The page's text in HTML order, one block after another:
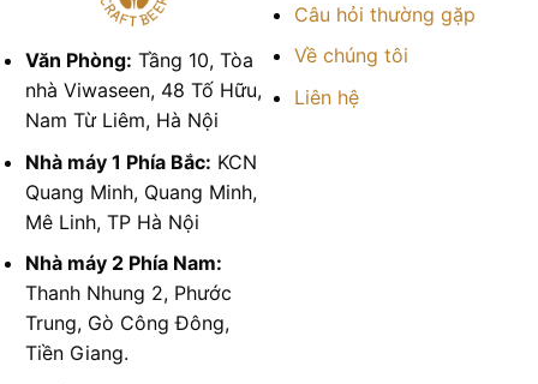
Văn Phòng: Tầng 10, Tòa
nhà Viwaseen, 48 Tố Hữu,
Nam Từ Liêm, Hà Nội
Nhà máy 1 Phía Bắc: KCN
Quang Minh, Quang Minh,
Mê Linh, TP Hà Nội
Nhà máy 2 Phía Nam:
Thanh Nhung 2, Phước
Trung, Gò Công Đông,
Tiền Giang.
Câu hỏi thường gặp
Về chúng tôi
Liên hệ